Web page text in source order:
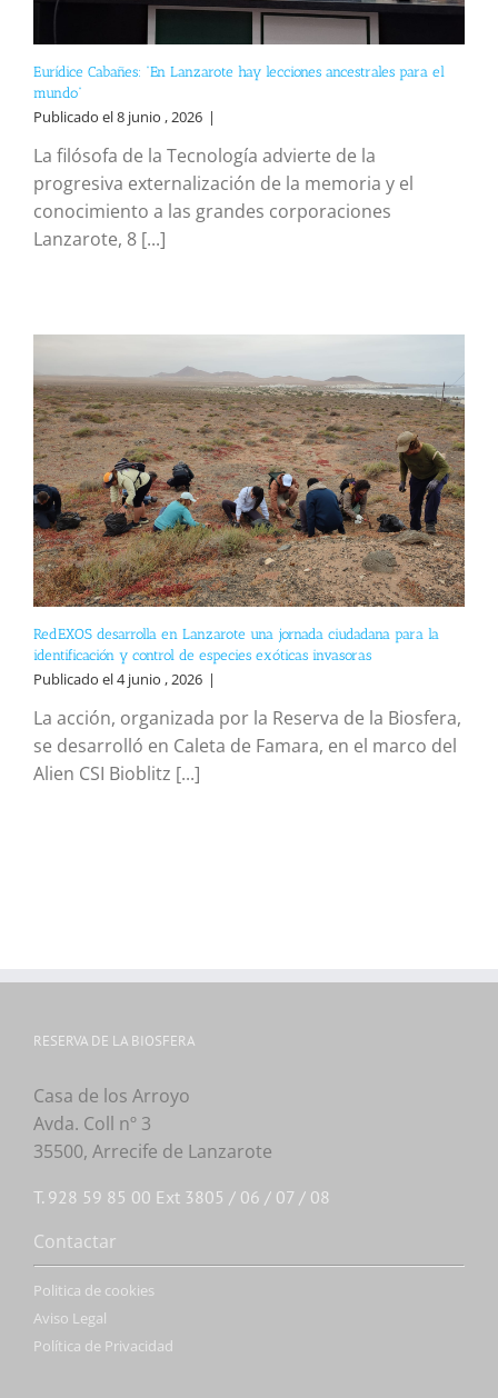
Eurídice Cabañes: “En Lanzarote hay lecciones ancestrales para el
mundo”
Publicado el 8 junio , 2026 |
La filósofa de la Tecnología advierte de la
progresiva externalización de la memoria y el
conocimiento a las grandes corporaciones
Lanzarote, 8 [...]
RedEXOS desarrolla en Lanzarote una jornada ciudadana para la
identificación y control de especies exóticas invasoras
Publicado el 4 junio , 2026 |
La acción, organizada por la Reserva de la Biosfera,
se desarrolló en Caleta de Famara, en el marco del
Alien CSI Bioblitz [...]
RESERVA DE LA BIOSFERA
Casa de los Arroyo
Avda. Coll nº 3
35500, Arrecife de Lanzarote
T. 928 59 85 00 Ext 3805 / 06 / 07 / 08
Contactar
Politica de cookies
Aviso Legal
Política de Privacidad